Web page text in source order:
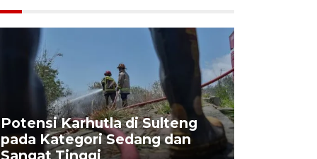
Potensi Karhutla di Sulteng
pada Kategori Sedang dan